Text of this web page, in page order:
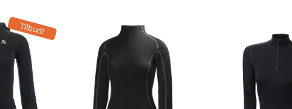
kr..539,00 kr..
Tilbud!